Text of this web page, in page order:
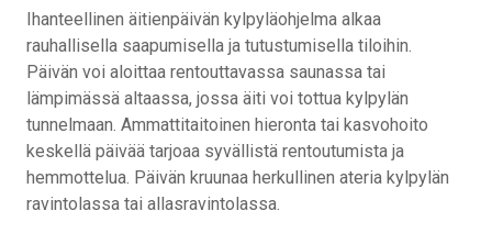
Ihanteellinen äitienpäivän kylpyläohjelma alkaa
rauhallisella saapumisella ja tutustumisella tiloihin.
Päivän voi aloittaa rentouttavassa saunassa tai
lämpimässä altaassa, jossa äiti voi tottua kylpylän
tunnelmaan. Ammattitaitoinen hieronta tai kasvohoito
keskellä päivää tarjoaa syvällistä rentoutumista ja
hemmottelua. Päivän kruunaa herkullinen ateria kylpylän
ravintolassa tai allasravintolassa.